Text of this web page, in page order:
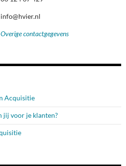
info@hvier.nl
Overige contactgegevens
Acquisitie
jij voor je klanten?